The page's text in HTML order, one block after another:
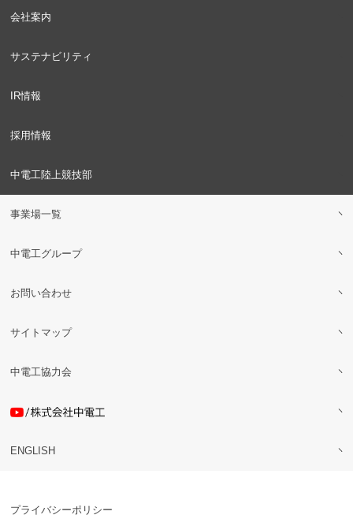
会社案内
サステナビリティ
IR情報
採用情報
中電工陸上競技部
事業場一覧
中電工グループ
お問い合わせ
サイトマップ
中電工協力会
ENGLISH
プライバシーポリシー